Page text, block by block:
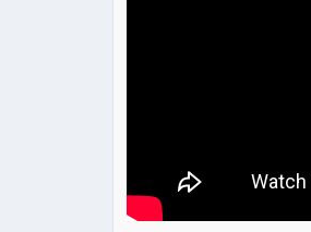
Людзі на балоце/02
Людзі на балоце/03
Людзі на балоце/03